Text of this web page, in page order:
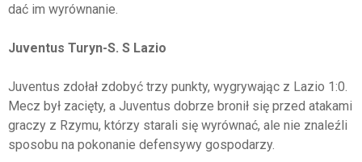
dać im wyrównanie.
Juventus Turyn-S. S Lazio
Juventus zdołał zdobyć trzy punkty, wygrywając z Lazio 1:0.
Mecz był zacięty, a Juventus dobrze bronił się przed atakami
graczy z Rzymu, którzy starali się wyrównać, ale nie znaleźli
sposobu na pokonanie defensywy gospodarzy.